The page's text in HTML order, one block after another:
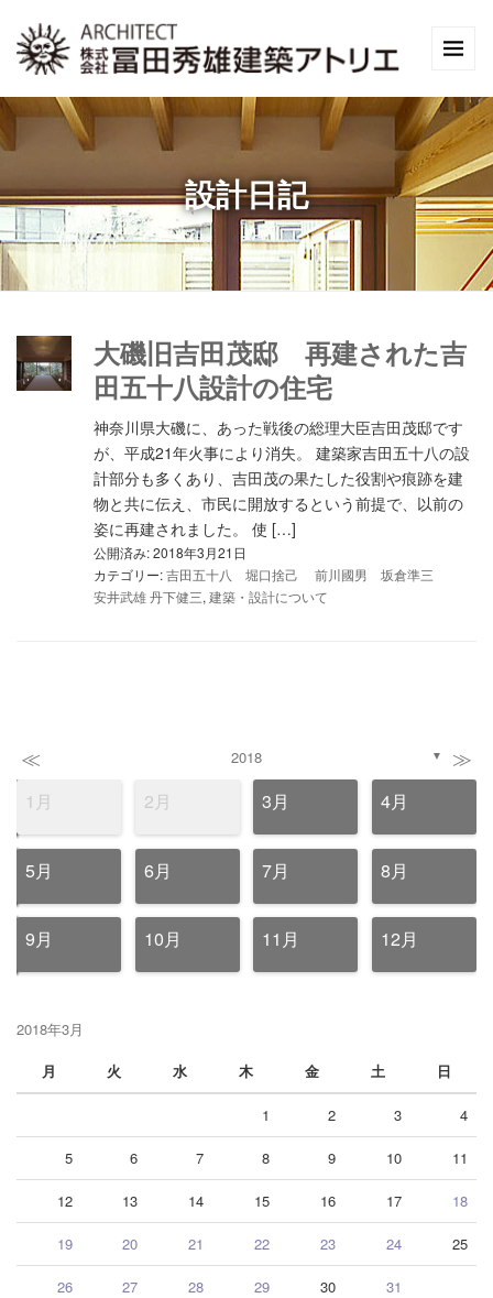
設計日記
大磯旧吉田茂邸 再建された吉
田五十八設計の住宅
神奈川県大磯に、あった戦後の総理大臣吉田茂邸です
が、平成21年火事により消失。 建築家吉田五十八の設
計部分も多くあり、吉田茂の果たした役割や痕跡を建
物と共に伝え、市民に開放するという前提で、以前の
姿に再建されました。 使 […]
公開済み: 2018年3月21日
カテゴリー:吉田五十八 堀口捨己 前川國男 坂倉準三
安井武雄 丹下健三, 建築・設計について
≪ 2018 ▼ ≫
1月 2月 3月 4月
5月 6月 7月 8月
9月 10月 11月 12月
2018年3月
月
火 水 木 金 土 日
1 2 3 4
5 6 7 8 9 10 11
12 13 14 15 16 17 18
19 20 21 22 23 24 25
26 27 28 29 30 31